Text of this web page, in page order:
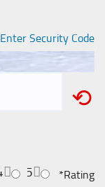
Security Code
⟲
Rating
*
5